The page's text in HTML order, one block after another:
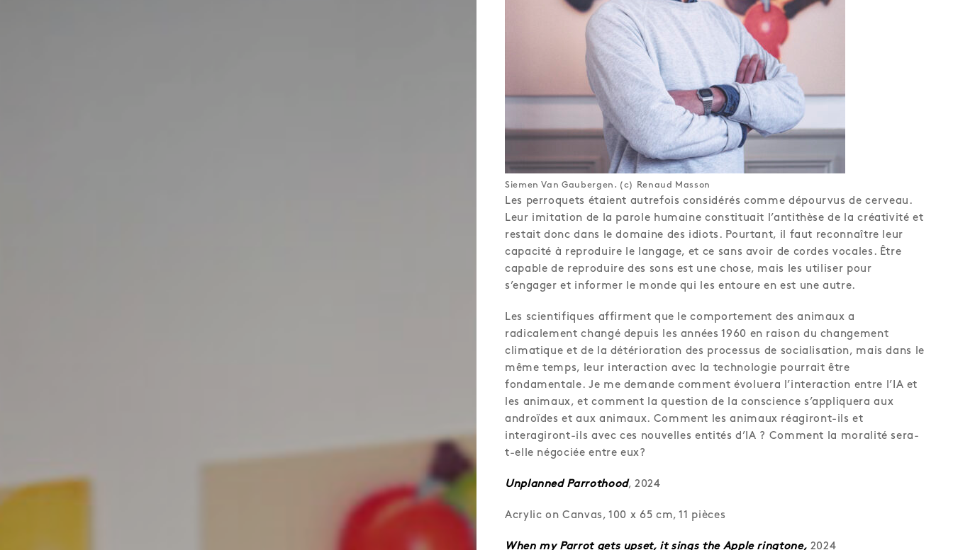
Siemen Van Gaubergen. (c) Renaud Masson
Les perroquets étaient autrefois considérés comme dépourvus de cerveau.
Leur imitation de la parole humaine constituait l’antithèse de la créativité et
restait donc dans le domaine des idiots. Pourtant, il faut reconnaître leur
capacité à reproduire le langage, et ce sans avoir de cordes vocales. Être
capable de reproduire des sons est une chose, mais les utiliser pour
s’engager et informer le monde qui les entoure en est une autre.
Les scientifiques affirment que le comportement des animaux a
radicalement changé depuis les années 1960 en raison du changement
climatique et de la détérioration des processus de socialisation, mais dans le
même temps, leur interaction avec la technologie pourrait être
fondamentale. Je me demande comment évoluera l’interaction entre l’IA et
les animaux, et comment la question de la conscience s’appliquera aux
androïdes et aux animaux. Comment les animaux réagiront-ils et
interagiront-ils avec ces nouvelles entités d’IA ? Comment la moralité sera-
t-elle négociée entre eux?
Unplanned Parrothood, 2024
Acrylic on Canvas, 100 x 65 cm, 11 pièces
When my Parrot gets upset, it sings the Apple ringtone, 2024